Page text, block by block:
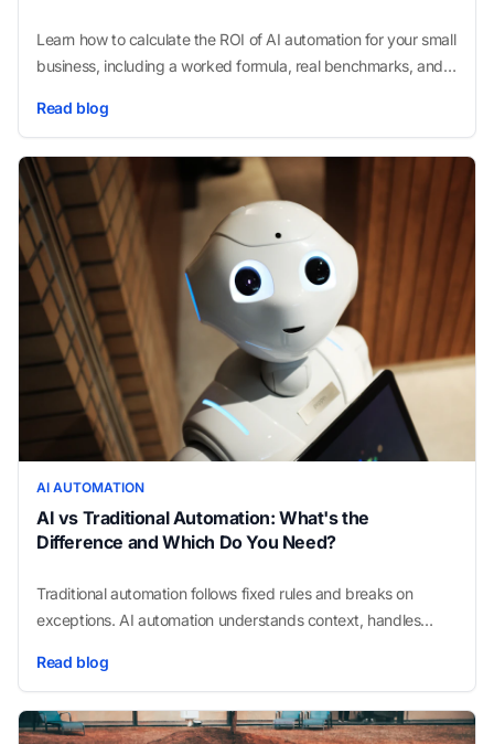
Learn how to calculate the ROI of AI automation for your small
business, including a worked formula, real benchmarks, and
Read blog
AI AUTOMATION
AI vs Traditional Automation: What's the
Difference and Which Do You Need?
Traditional automation follows fixed rules and breaks on
exceptions. AI automation understands context, handles
to tell them apart — and choose the right one.
Read blog